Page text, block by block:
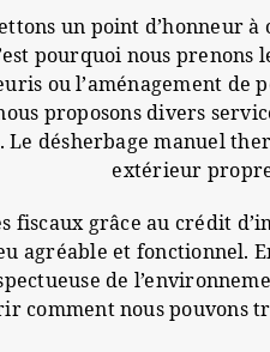
un point d’honneur
pourquoi nous
ou l’aménagement de
proposons divers
désherbage manuel
extérieur
fiscaux grâce au crédit
et fonctionnel.
de
comment nous pouvons